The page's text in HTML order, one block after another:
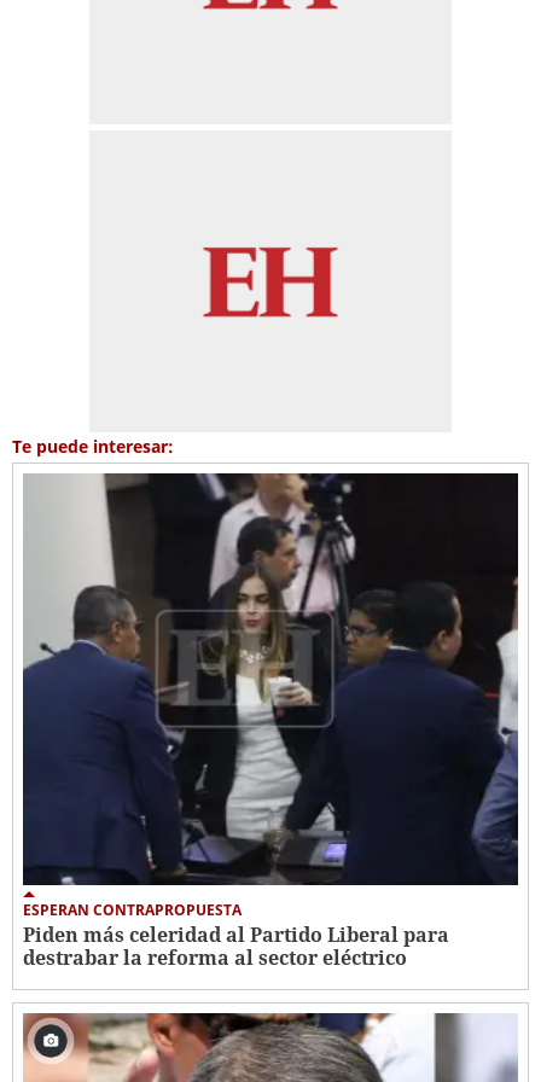
Te puede interesar:
ESPERAN CONTRAPROPUESTA
Piden más celeridad al Partido Liberal para
destrabar la reforma al sector eléctrico